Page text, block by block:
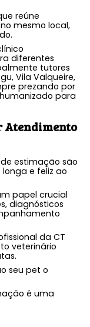
reúne
mesmo local,
diferentes
tutores
Vila Valqueire,
prezando por
para
Atendimento
estimação são
e feliz ao
papel crucial
diagnósticos
da CT
veterinário
seu pet o
é uma